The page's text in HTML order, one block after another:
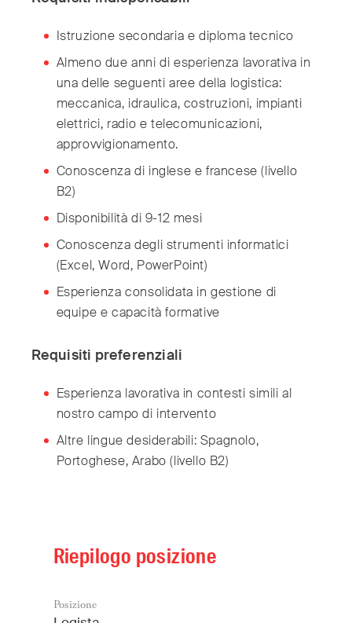
Istruzione secondaria e diploma tecnico
Almeno due anni di esperienza lavorativa in
una delle seguenti aree della logistica:
meccanica, idraulica, costruzioni, impianti
elettrici, radio e telecomunicazioni,
approvvigionamento.
Conoscenza di inglese e francese (livello
B2)
Disponibilità di 9-12 mesi
Conoscenza degli strumenti informatici
(Excel, Word, PowerPoint)
Esperienza consolidata in gestione di
equipe e capacità formative
Requisiti preferenziali
Esperienza lavorativa in contesti simili al
nostro campo di intervento
Altre lingue desiderabili: Spagnolo,
Portoghese, Arabo (livello B2)
Riepilogo posizione
Posizione